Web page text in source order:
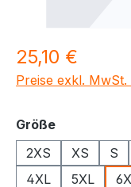
Regulärer Preis:
25,10 €
Preise exkl.
Größeauswählen
2XS
XS S
4XL
5XL